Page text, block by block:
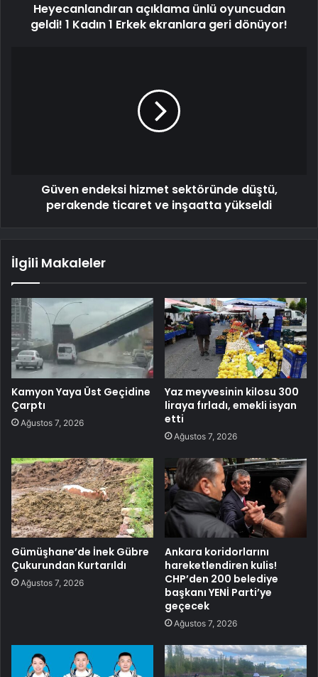
Heyecanlandıran açıklama ünlü oyuncudan
geldi! 1 Kadın 1 Erkek ekranlara geri dönüyor!
Güven endeksi hizmet sektöründe düştü,
perakende ticaret ve inşaatta yükseldi
İlgili Makaleler
Kamyon Yaya Üst Geçidine
Çarptı
Ağustos 7, 2026
Yaz meyvesinin kilosu 300
liraya fırladı, emekli isyan
etti
Ağustos 7, 2026
Gümüşhane’de İnek Gübre
Çukurundan Kurtarıldı
Ağustos 7, 2026
Ankara koridorlarını
hareketlendiren kulis!
CHP’den 200 belediye
başkanı YENİ Parti’ye
geçecek
Ağustos 7, 2026